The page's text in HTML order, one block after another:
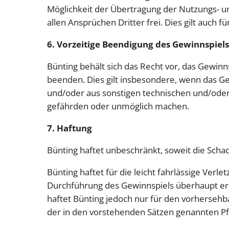
Möglichkeit der Übertragung der Nutzungs-
allen Ansprüchen Dritter frei. Dies gilt auch
6. Vorzeitige Beendigung des Gewinnspiels
Bünting behält sich das Recht vor, das
beenden. Dies gilt insbesondere, wenn das
und/oder aus sonstigen technischen und/
gefährden oder unmöglich machen.
7. Haftung
Bünting haftet unbeschränkt, soweit die
Bünting haftet für die leicht fahrlässige
Durchführung des Gewinnspiels überhaupt
haftet Bünting jedoch nur für den
der in den vorstehenden Sätzen genannten